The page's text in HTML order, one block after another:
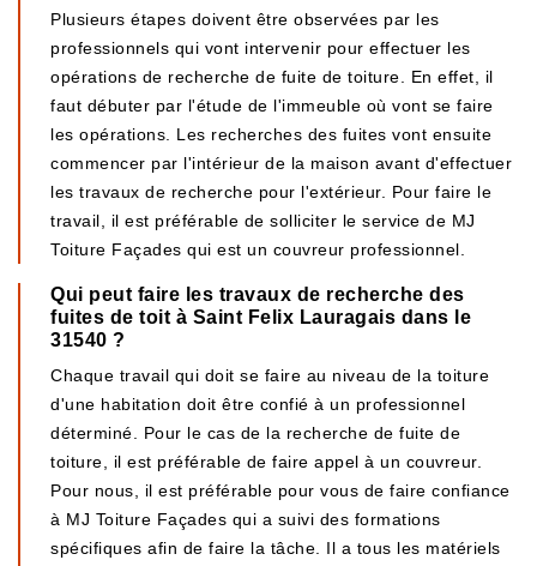
Plusieurs étapes doivent être observées par les
professionnels qui vont intervenir pour effectuer les
opérations de recherche de fuite de toiture. En effet, il
faut débuter par l'étude de l'immeuble où vont se faire
les opérations. Les recherches des fuites vont ensuite
commencer par l'intérieur de la maison avant d'effectuer
les travaux de recherche pour l'extérieur. Pour faire le
travail, il est préférable de solliciter le service de MJ
Toiture Façades qui est un couvreur professionnel.
Qui peut faire les travaux de recherche des
fuites de toit à Saint Felix Lauragais dans le
31540 ?
Chaque travail qui doit se faire au niveau de la toiture
d'une habitation doit être confié à un professionnel
déterminé. Pour le cas de la recherche de fuite de
toiture, il est préférable de faire appel à un couvreur.
Pour nous, il est préférable pour vous de faire confiance
à MJ Toiture Façades qui a suivi des formations
spécifiques afin de faire la tâche. Il a tous les matériels